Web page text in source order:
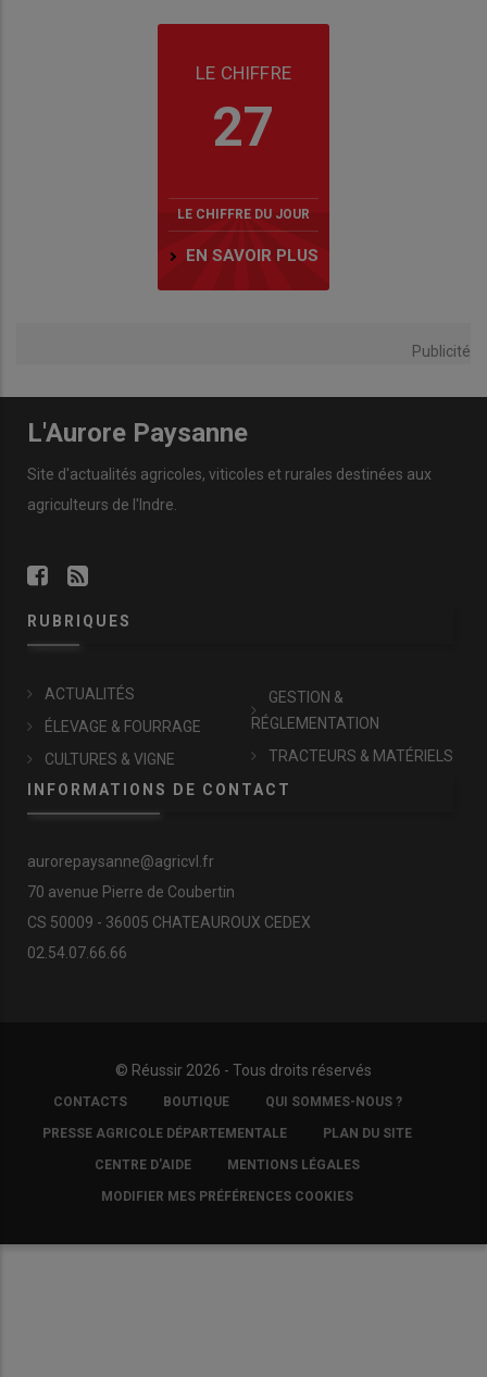
LE CHIFFRE
27
LE CHIFFRE DU JOUR
EN SAVOIR PLUS
Publicité
L'Aurore Paysanne
Site d'actualités agricoles, viticoles et rurales destinées aux
agriculteurs de l'Indre.
RUBRIQUES
ACTUALITÉS
ÉLEVAGE & FOURRAGE
CULTURES & VIGNE
GESTION &
RÉGLEMENTATION
TRACTEURS & MATÉRIELS
INFORMATIONS DE CONTACT
aurorepaysanne@agricvl.fr
70 avenue Pierre de Coubertin
CS 50009 - 36005 CHATEAUROUX CEDEX
02.54.07.66.66
© Réussir 2026 - Tous droits réservés
FOOTER
COPYRIGHT
CONTACTS BOUTIQUE QUI SOMMES-NOUS ?
PRESSE AGRICOLE DÉPARTEMENTALE PLAN DU SITE
CENTRE D'AIDE MENTIONS LÉGALES
MODIFIER MES PRÉFÉRENCES COOKIES